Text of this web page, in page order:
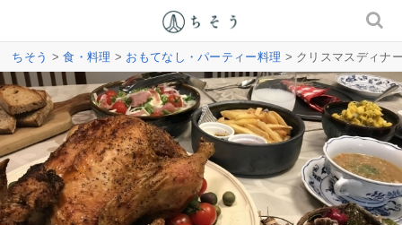
ちそう >食・料理 > おもてなし・パーティー料理 > クリスマスディナ